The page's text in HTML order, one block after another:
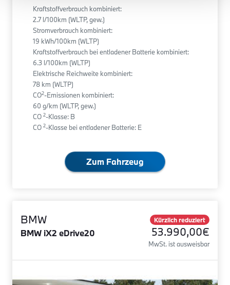
Kraftstoffverbrauch kombiniert:
2.7 l/100km (WLTP, gew.)
Stromverbrauch kombiniert:
19 kWh/100km (WLTP)
Kraftstoffverbrauch bei entladener Batterie kombiniert:
6.3 l/100km (WLTP)
Elektrische Reichweite kombiniert:
78 km (WLTP)
CO2-Emissionen kombiniert:
60 g/km (WLTP, gew.)
CO 2-Klasse: B
CO 2-Klasse bei entladener Batterie: E
Zum Fahrzeug
BMW
BMW iX2 eDrive20
Kürzlich reduziert
53.990,00€
MwSt. ist ausweisbar